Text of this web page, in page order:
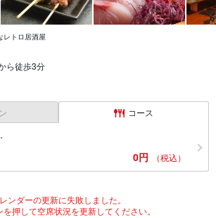
レトロ居酒屋
ら徒歩3分
コース
0円 （税込）
ンダーの更新に失敗しました。
押して空席状況を更新してください。